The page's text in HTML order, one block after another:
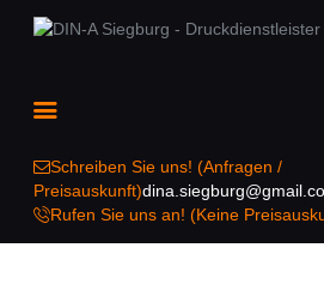
Schreiben Sie uns! (Anfragen /
Preisauskunft)
Rufen Sie uns an! (Keine
Home
Online-Shop
Kontakt